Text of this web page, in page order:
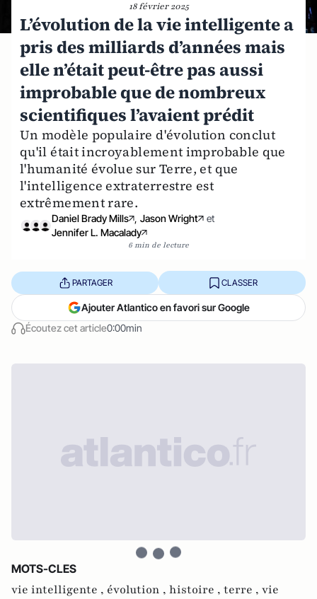
18 février 2025
L’évolution de la vie intelligente a
pris des milliards d’années mais
elle n’était peut-être pas aussi
improbable que de nombreux
scientifiques l’avaient prédit
Un modèle populaire d'évolution conclut
qu'il était incroyablement improbable que
l'humanité évolue sur Terre, et que
l'intelligence extraterrestre est
extrêmement rare.
Daniel Brady Mills , Jason Wright
et
Jennifer L. Macalady
6 min de lecture
Écoutez cet article0:00min
PARTAGER CLASSER
Ajouter Atlantico en favori sur Google
MOTS-CLES
vie intelligente , évolution , histoire , terre , vie